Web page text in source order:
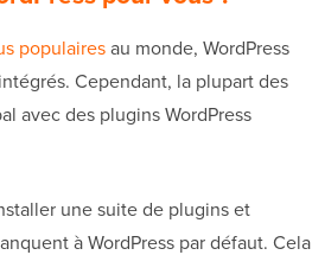
populairesau monde, WordPress
Cependant, la plupart des
avec des plugins WordPress
une suite de plugins et
à WordPress par défaut. Cela